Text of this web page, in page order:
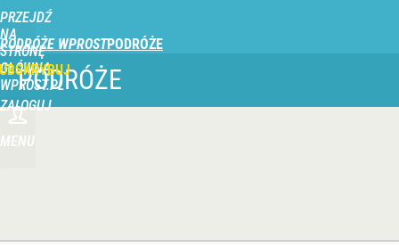
PRZEJDŹ
NA
STRONĘ
GŁÓWNĄ
WPROST.PL
PODRÓŻE WPROST
ZALOGUJ
MENU
PODRÓŻE